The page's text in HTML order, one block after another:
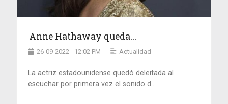
Anne Hathaway queda...
26-09-2022 - 12:02 PM Actualidad
La actriz estadounidense quedó deleitada al
escuchar por primera vez el sonido d...